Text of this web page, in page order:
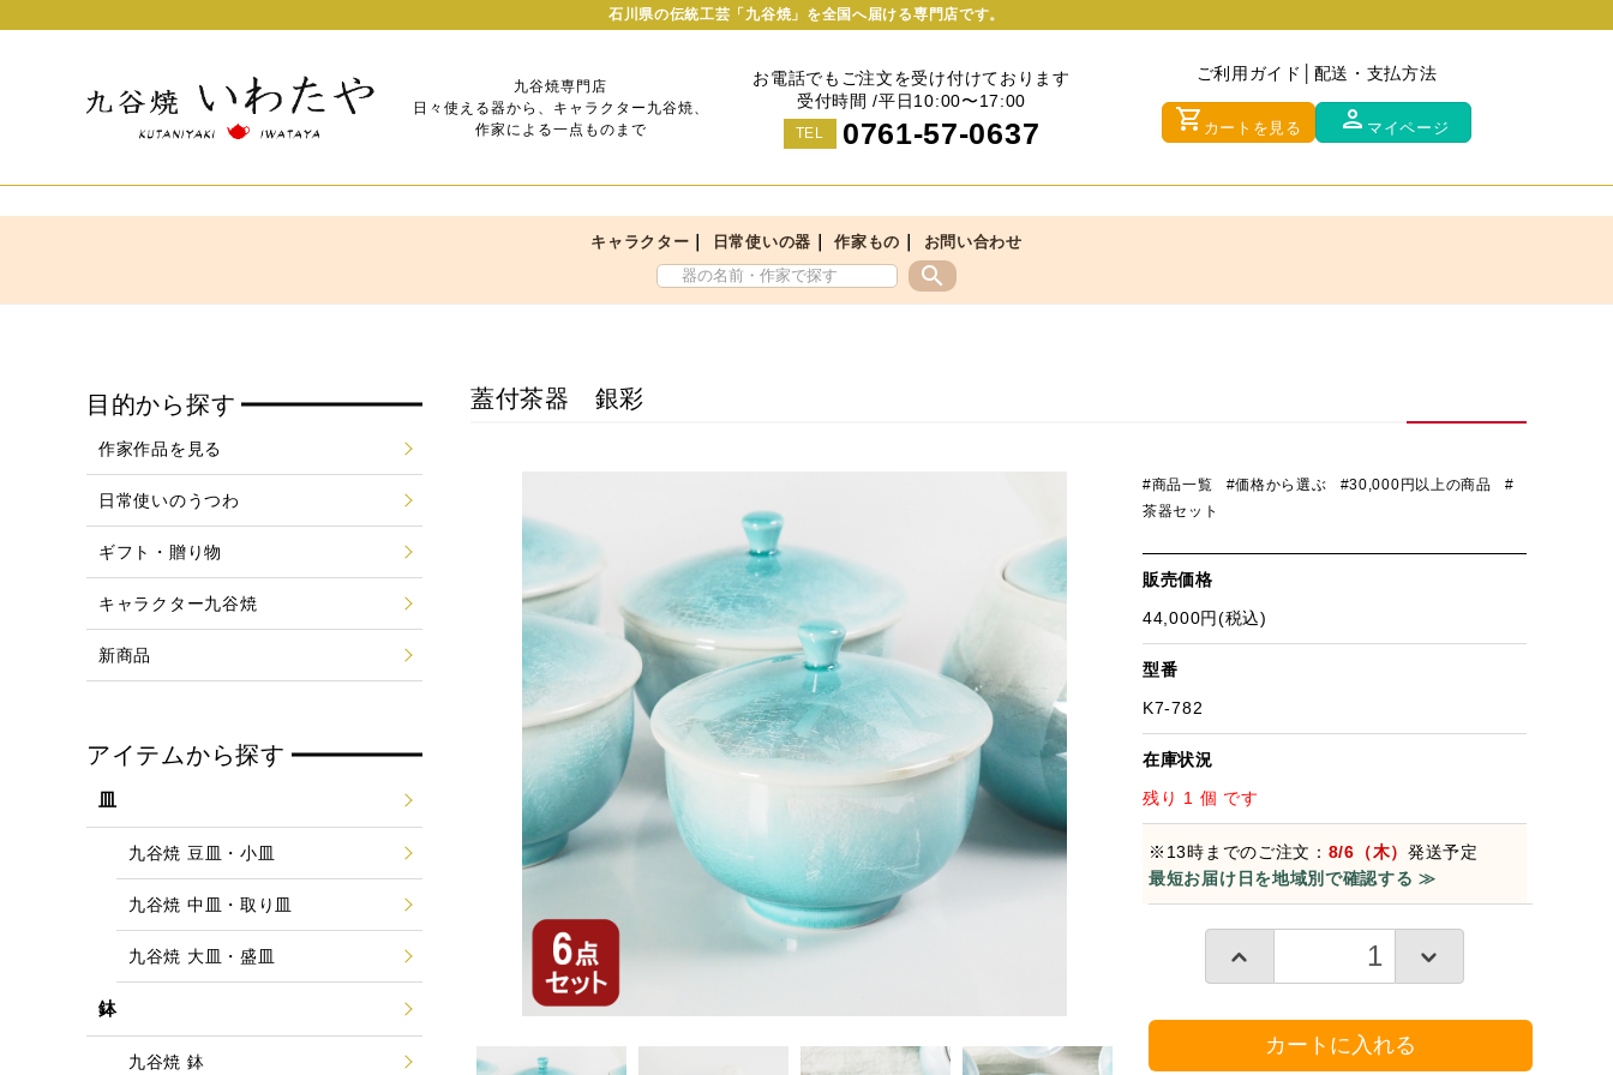
石川県の伝統工芸「九谷焼」を全国へ届ける専門店です。
九谷焼専門店
日々使える器から、キャラクター九谷焼、
作家による一点ものまで
お電話でもご注文を受け付けております
受付時間 /平日10:00〜17:00
TEL 0761-57-0637
ご利用ガイド 配送・支払方法
shopping_cart カートを見る person マイページ
キャラクター 日常使いの器 ｜作家もの お問い合わせ
search
蓋付茶器 銀彩
#商品一覧 #価格から選ぶ #30,000円以上の商品
#
茶器セット
販売価格
44,000円(税込)
型番
K7-782
在庫状況
残り 1 個 です
※13時までのご注文： 8/6（木） 発送予定
最短お届け日を地域別で確認する ≫
カートに入れる
目的から探す
作家作品を見る
日常使いのうつわ
ギフト・贈り物
キャラクター九谷焼
新商品
アイテムから探す
皿
九谷焼 豆皿・小皿
九谷焼 中皿・取り皿
九谷焼 大皿・盛皿
鉢
九谷焼 鉢